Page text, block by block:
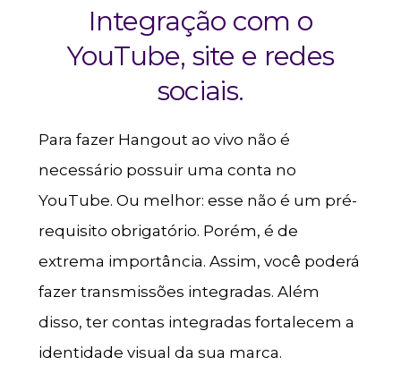
Integração com o
YouTube, site e redes
sociais.
Para fazer Hangout ao vivo não é
necessário possuir uma conta no
YouTube. Ou melhor: esse não é um pré-
requisito obrigatório. Porém, é de
extrema importância. Assim, você poderá
fazer transmissões integradas. Além
disso, ter contas integradas fortalecem a
identidade visual da sua marca.